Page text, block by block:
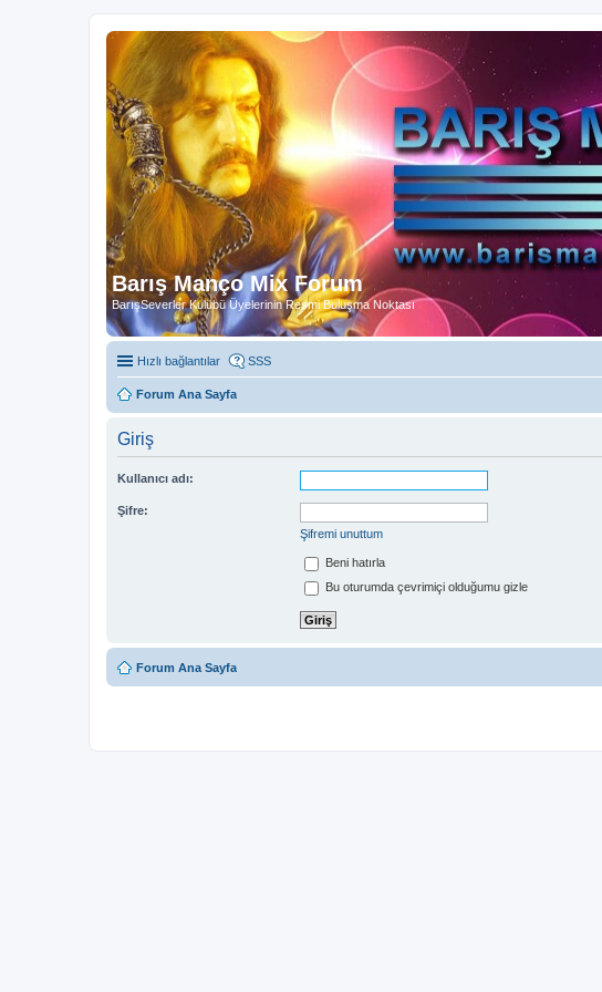
Barış Manço Mix Forum
BarışSeverler Kulübü Üyelerinin Resmi Buluşma Noktası
Hızlı bağlantılar SSS
Forum Ana Sayfa
Giriş
Kullanıcı adı:
Şifre:
Şifremi unuttum
Beni hatırla
Bu oturumda çevrimiçi olduğumu gizle
Forum Ana Sayfa